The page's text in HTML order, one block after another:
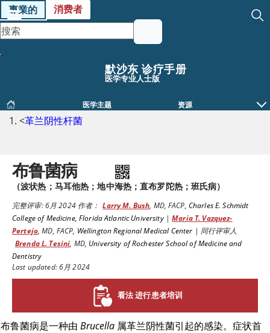
專業的 消费者
默沙东 诊疗手册
医学专业人士版
医学主题 资源
<革兰阴性杆菌
布鲁菌病
（波状热；马耳他热；地中海热；直布罗陀热；班氏病）
完整评审:6月 2024作者： Larry M. Bush, MD, FACP, Charles E. Schmidt
College of Medicine, Florida Atlantic University|Maria T. Vazquez-
Pertejo,MD, FACP, Wellington Regional Medical Center | 同行评审人
Brenda L. Tesini, MD, University of Rochester School of Medicine and
Dentistry
Last updated: 6月 2024
看法 进行患者培训
布鲁菌病是一种由 Brucella 属革兰阴性菌引起的感染。症状首